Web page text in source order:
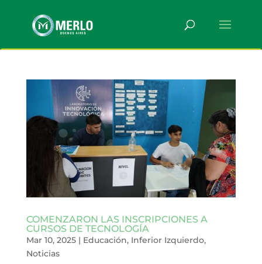
COMENZARON LAS INSCRIPCIONES A
CURSOS DE TECNOLOGÍA
Mar 10, 2025| Educación, Inferior Izquierdo,
Noticias